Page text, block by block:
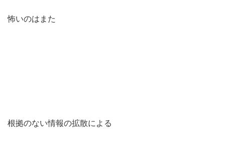
怖いのはまた
根拠のない情報の拡散による